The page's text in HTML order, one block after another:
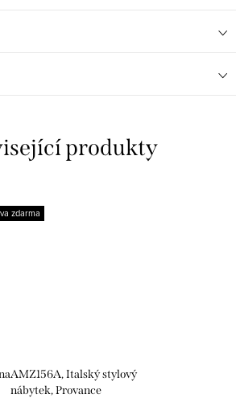
produkty
zdarma
Italský stylový
nábytek, Provance